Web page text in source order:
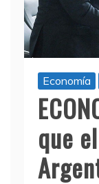
Economía
que